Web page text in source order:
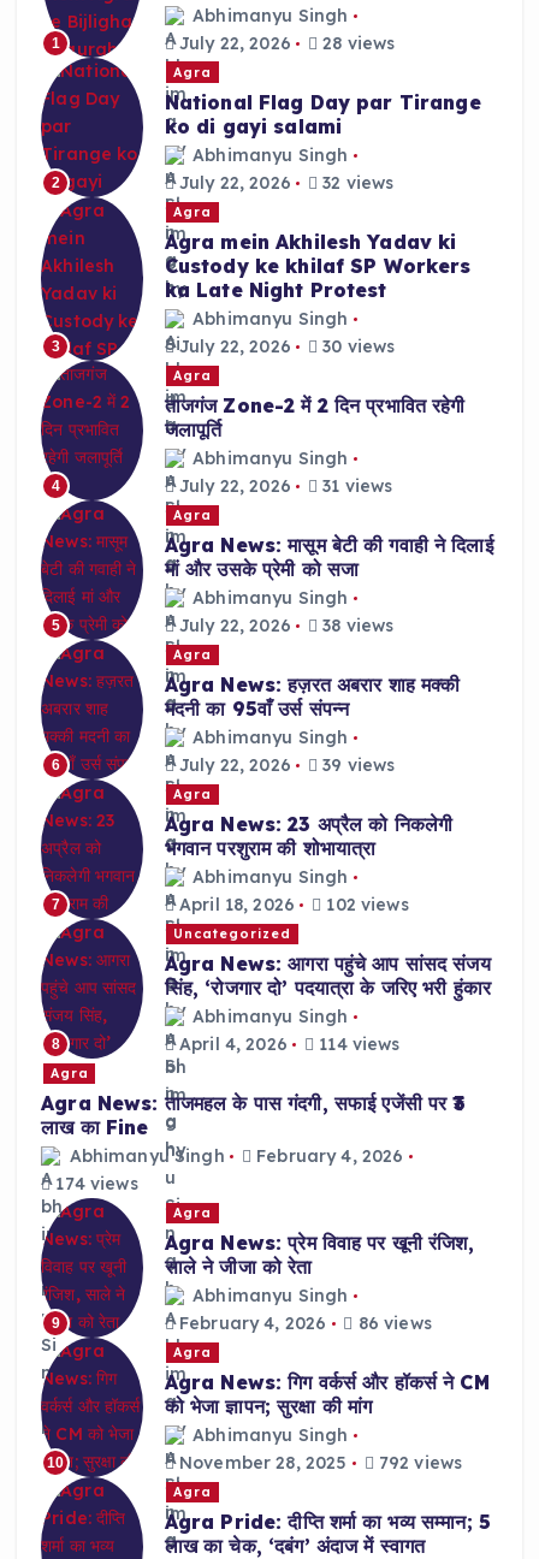
1
Abhimanyu Singh
July 22, 2026
28 views
2
Agra
National Flag Day par Tirange
ko di gayi salami
Abhimanyu Singh
July 22, 2026
32 views
3
Agra
Agra mein Akhilesh Yadav ki
Custody ke khilaf SP Workers
ka Late Night Protest
Abhimanyu Singh
July 22, 2026
30 views
4
Agra
ताजगंज Zone-2 में 2 दिन प्रभावित रहेगी
जलापूर्ति
Abhimanyu Singh
July 22, 2026
31 views
5
Agra
Agra News: मासूम बेटी की गवाही ने दिलाई
मां और उसके प्रेमी को सजा
Abhimanyu Singh
July 22, 2026
38 views
6
Agra
Agra News: हज़रत अबरार शाह मक्की
मदनी का 95वाँ उर्स संपन्न
Abhimanyu Singh
July 22, 2026
39 views
7
Agra
Agra News: 23 अप्रैल को निकलेगी
भगवान परशुराम की शोभायात्रा
Abhimanyu Singh
April 18, 2026
102 views
8
Uncategorized
Agra News: आगरा पहुंचे आप सांसद संजय
सिंह, ‘रोजगार दो’ पदयात्रा के जरिए भरी हुंकार
Abhimanyu Singh
April 4, 2026
114 views
Agra
Agra News: ताजमहल के पास गंदगी, सफाई एजेंसी पर ₹3
लाख का Fine
Abhimanyu Singh
February 4, 2026
174 views
9
Agra
Agra News: प्रेम विवाह पर खूनी रंजिश,
साले ने जीजा को रेता
Abhimanyu Singh
February 4, 2026
86 views
10
Agra
Agra News: गिग वर्कर्स और हॉकर्स ने CM
को भेजा ज्ञापन; सुरक्षा की मांग
Abhimanyu Singh
November 28, 2025
792 views
Agra
Agra Pride: दीप्ति शर्मा का भव्य सम्मान; 5
लाख का चेक, ‘दबंग’ अंदाज में स्वागत